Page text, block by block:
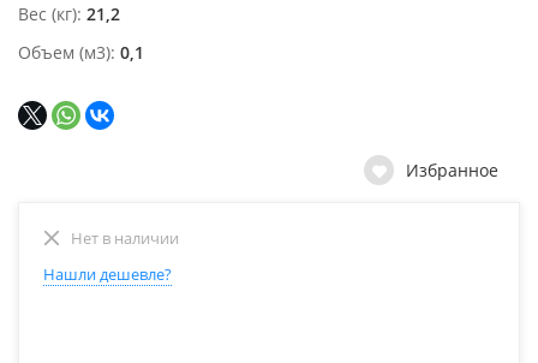
Вес (кг) 21,2
Объем (м3) 0,1
Избранное
Нет в наличии
Нашли дешевле?